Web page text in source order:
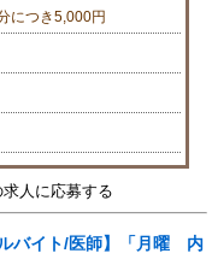
につき5,000円
バイト/医師】「月曜 内